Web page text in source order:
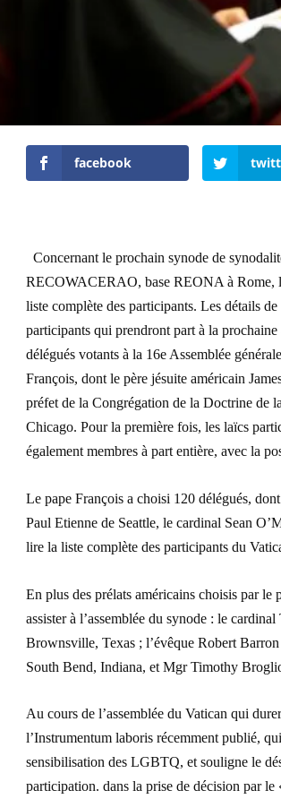
facebook
Concernant le prochain synode de
RECOWACERAO, base REONA à Rome,
liste complète des participants. Les détails
participants qui prendront part à la
délégués votants à la 16e Assemblée
François, dont le père jésuite américain
préfet de la Congrégation de la Doctrine de
Chicago. Pour la première fois, les laïcs
également membres à part entière, avec la
Le pape François a choisi 120 délégués,
Paul Etienne de Seattle, le cardinal Sean
lire la liste complète des participants du
En plus des prélats américains choisis par
assister à l’assemblée du synode : le
Brownsville, Texas ; l’évêque Robert
South Bend, Indiana, et Mgr Timothy
Au cours de l’assemblée du Vatican qui
l’Instrumentum laboris récemment publié,
sensibilisation des LGBTQ, et souligne le
participation. dans la prise de décision par le